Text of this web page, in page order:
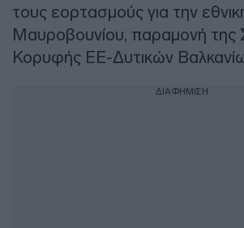
τους εορτασμούς για την
Μαυροβουνίου, παραμονή της
Κορυφής ΕΕ-Δυτικών
ΔΙΑΦΗΜΙΣΗ